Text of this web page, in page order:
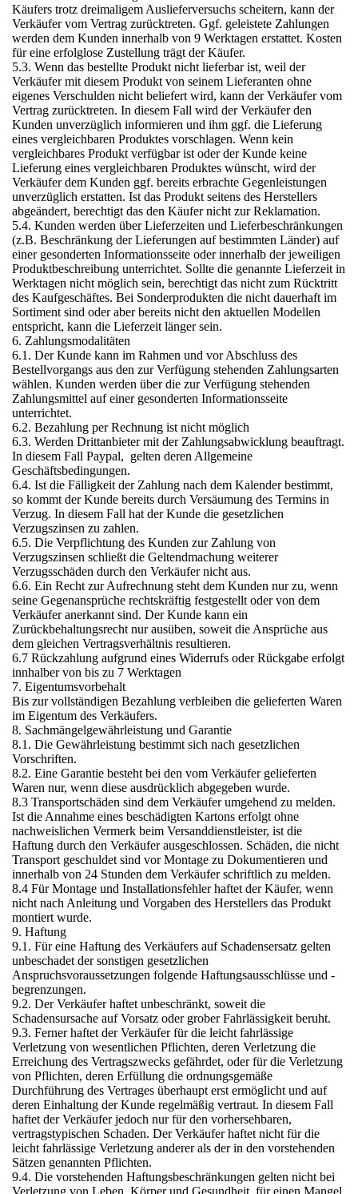
Käufers trotz dreimaligem Auslieferversuchs scheitern, kann der
Verkäufer vom Vertrag zurücktreten. Ggf. geleistete Zahlungen
werden dem Kunden innerhalb von 9 Werktagen erstattet. Kosten
für eine erfolglose Zustellung trägt der Käufer.
5.3. Wenn das bestellte Produkt nicht lieferbar ist, weil der
Verkäufer mit diesem Produkt von seinem Lieferanten ohne
eigenes Verschulden nicht beliefert wird, kann der Verkäufer vom
Vertrag zurücktreten. In diesem Fall wird der Verkäufer den
Kunden unverzüglich informieren und ihm ggf. die Lieferung
eines vergleichbaren Produktes vorschlagen. Wenn kein
vergleichbares Produkt verfügbar ist oder der Kunde keine
Lieferung eines vergleichbaren Produktes wünscht, wird der
Verkäufer dem Kunden ggf. bereits erbrachte Gegenleistungen
unverzüglich erstatten. Ist das Produkt seitens des Herstellers
abgeändert, berechtigt das den Käufer nicht zur Reklamation.
5.4. Kunden werden über Lieferzeiten und Lieferbeschränkungen
(z.B. Beschränkung der Lieferungen auf bestimmten Länder) auf
einer gesonderten Informationsseite oder innerhalb der jeweiligen
Produktbeschreibung unterrichtet. Sollte die genannte Lieferzeit in
Werktagen nicht möglich sein, berechtigt das nicht zum Rücktritt
des Kaufgeschäftes. Bei Sonderprodukten die nicht dauerhaft im
Sortiment sind oder aber bereits nicht den aktuellen Modellen
entspricht, kann die Lieferzeit länger sein.
6. Zahlungsmodalitäten
6.1. Der Kunde kann im Rahmen und vor Abschluss des
Bestellvorgangs aus den zur Verfügung stehenden Zahlungsarten
wählen. Kunden werden über die zur Verfügung stehenden
Zahlungsmittel auf einer gesonderten Informationsseite
unterrichtet.
6.2. Bezahlung per Rechnung ist nicht möglich
6.3. Werden Drittanbieter mit der Zahlungsabwicklung beauftragt.
In diesem Fall Paypal, gelten deren Allgemeine
Geschäftsbedingungen.
6.4. Ist die Fälligkeit der Zahlung nach dem Kalender bestimmt,
so kommt der Kunde bereits durch Versäumung des Termins in
Verzug. In diesem Fall hat der Kunde die gesetzlichen
Verzugszinsen zu zahlen.
6.5. Die Verpflichtung des Kunden zur Zahlung von
Verzugszinsen schließt die Geltendmachung weiterer
Verzugsschäden durch den Verkäufer nicht aus.
6.6. Ein Recht zur Aufrechnung steht dem Kunden nur zu, wenn
seine Gegenansprüche rechtskräftig festgestellt oder von dem
Verkäufer anerkannt sind. Der Kunde kann ein
Zurückbehaltungsrecht nur ausüben, soweit die Ansprüche aus
dem gleichen Vertragsverhältnis resultieren.
6.7 Rückzahlung aufgrund eines Widerrufs oder Rückgabe erfolgt
innhalber von bis zu 7 Werktagen
7. Eigentumsvorbehalt
Bis zur vollständigen Bezahlung verbleiben die gelieferten Waren
im Eigentum des Verkäufers.
8. Sachmängelgewährleistung und Garantie
8.1. Die Gewährleistung bestimmt sich nach gesetzlichen
Vorschriften.
8.2. Eine Garantie besteht bei den vom Verkäufer gelieferten
Waren nur, wenn diese ausdrücklich abgegeben wurde.
8.3 Transportschäden sind dem Verkäufer umgehend zu melden.
Ist die Annahme eines beschädigten Kartons erfolgt ohne
nachweislichen Vermerk beim Versanddienstleister, ist die
Haftung durch den Verkäufer ausgeschlossen. Schäden, die nicht
Transport geschuldet sind vor Montage zu Dokumentieren und
innerhalb von 24 Stunden dem Verkäufer schriftlich zu melden.
8.4 Für Montage und Installationsfehler haftet der Käufer, wenn
nicht nach Anleitung und Vorgaben des Herstellers das Produkt
montiert wurde.
9. Haftung
9.1. Für eine Haftung des Verkäufers auf Schadensersatz gelten
unbeschadet der sonstigen gesetzlichen
Anspruchsvoraussetzungen folgende Haftungsausschlüsse und -
begrenzungen.
9.2. Der Verkäufer haftet unbeschränkt, soweit die
Schadensursache auf Vorsatz oder grober Fahrlässigkeit beruht.
9.3. Ferner haftet der Verkäufer für die leicht fahrlässige
Verletzung von wesentlichen Pflichten, deren Verletzung die
Erreichung des Vertragszwecks gefährdet, oder für die Verletzung
von Pflichten, deren Erfüllung die ordnungsgemäße
Durchführung des Vertrages überhaupt erst ermöglicht und auf
deren Einhaltung der Kunde regelmäßig vertraut. In diesem Fall
haftet der Verkäufer jedoch nur für den vorhersehbaren,
vertragstypischen Schaden. Der Verkäufer haftet nicht für die
leicht fahrlässige Verletzung anderer als der in den vorstehenden
Sätzen genannten Pflichten.
9.4. Die vorstehenden Haftungsbeschränkungen gelten nicht bei